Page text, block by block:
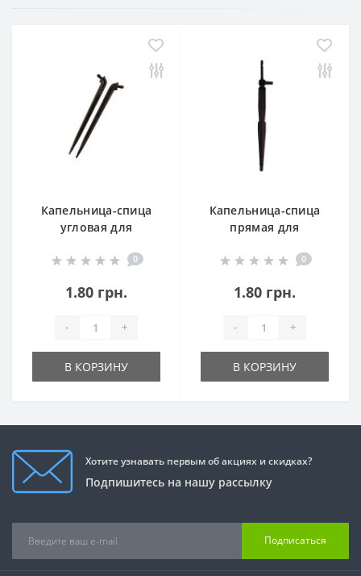
Капельница-спица
угловая для
0
1.80 грн.
- +
В КОРЗИНУ
Капельница-спица
прямая для
микрополива
0
1.80 грн.
- +
В КОРЗИНУ
Хотите узнавать первым об акциях и скидках?
Подпишитесь на нашу рассылку
Подписаться